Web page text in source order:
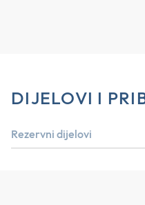
DIJELOVI I
Rezervni dijelovi